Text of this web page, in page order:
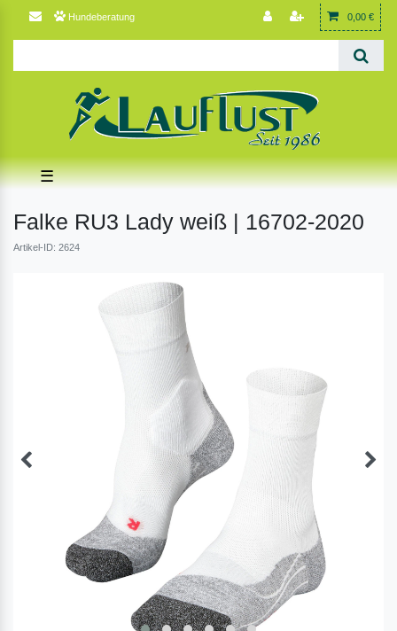
Hundeberatung 0,00 €
☰
Falke RU3 Lady weiß | 16702-2020
Artikel-ID: 2624